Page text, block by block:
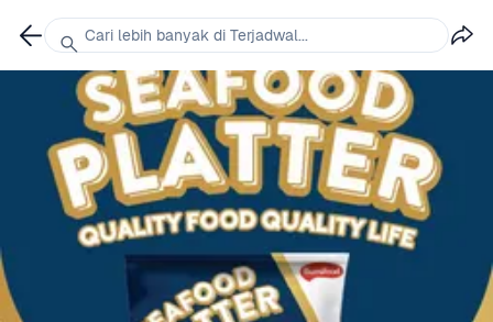
Cari lebih banyak di Terjadwal...